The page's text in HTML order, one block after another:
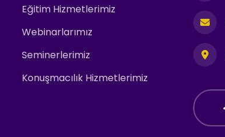
Eğitim Hizmetlerimiz
Webinarlarımız
Seminerlerimiz
Konuşmacılık Hizmetlerimiz